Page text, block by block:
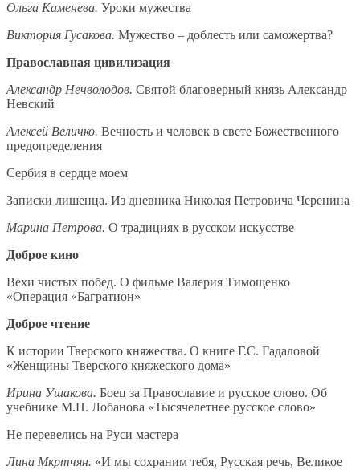
Ольга Каменева. Уроки мужества
Виктория Гусакова. Мужество – доблесть или саможертва?
Православная цивилизация
Александр Нечволодов. Святой благоверный князь Александр
Невский
Алексей Величко. Вечность и человек в свете Божественного
предопределения
Сербия в сердце моем
Записки лишенца. Из дневника Николая Петровича Черенина
Марина Петрова. О традициях в русском искусстве
Доброе кино
Вехи чистых побед. О фильме Валерия Тимощенко
«Операция «Багратион»
Доброе чтение
К истории Тверского княжества. О книге Г.С. Гадаловой
«Женщины Тверского княжеского дома»
Ирина Ушакова. Боец за Православие и русское слово. Об
учебнике М.П. Лобанова «Тысячелетнее русское слово»
Не перевелись на Руси мастера
Лина Мкртчян. «И мы сохраним тебя, Русская речь, Великое